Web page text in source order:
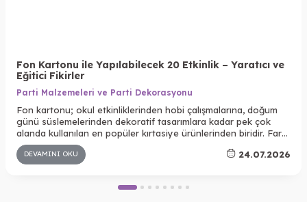
Fon Kartonu ile Yapılabilecek 20 Etkinlik – Yaratıcı ve
Eğitici Fikirler
Parti Malzemeleri ve Parti Dekorasyonu
Fon kartonu; okul etkinliklerinden hobi çalışmalarına, doğum
günü süslemelerinden dekoratif tasarımlara kadar pek çok
alanda kullanılan en popüler kırtasiye ürünlerinden biridir. Farklı
renk seçenekleri, kolay kesilebilmesi ve dayanıklı yapısı
sayesinde hem çocuklar hem de yetişkinler için yaratıcı
projelerin vazgeçilmez malzemelerinden biridir.
DEVAMINI OKU 24.07.2026